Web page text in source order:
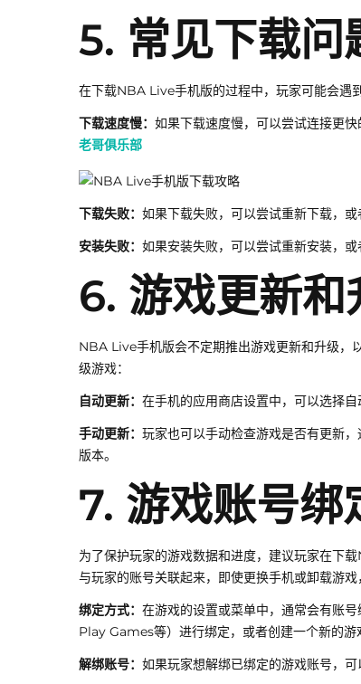
5. 常见下载问
在下载NBA Live手机版的过程中，玩家可能会遇
下载速度慢： 如果下载速度慢，可以尝试连接更
老哥俱乐部
下载失败： 如果下载失败，可以尝试重新下载，或
安装失败： 如果安装失败，可以尝试重新安装，
6. 游戏更新和
NBA Live手机版会不定期推出游戏更新和升级，
级游戏：
自动更新： 在手机的应用商店设置中，可以选择
手动更新： 玩家也可以手动检查游戏是否有更新
版本。
7. 游戏账号绑
为了保护玩家的游戏数据和进度，建议玩家在下
与玩家的账号关联起来，即使更换手机或卸载游戏
绑定方式： 在游戏的设置或菜单中，通常会有账
Play Games等）进行绑定，或者创建一个新的游
解绑账号： 如果玩家想解绑已绑定的游戏账号，